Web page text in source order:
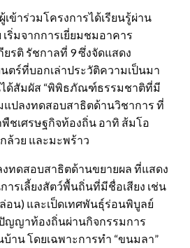
ข้าร่วมโครงการได้เรียนรู้ผ่าน
ริ่มจากการเยี่ยมชมอาคาร
รติ รัชกาลที่ 9 ซึ่งจัดแสดง
ตร์ที่บอกเล่าประวัติความเป็นมา
ได้สัมผัส “พิพิธภัณฑ์ธรรมชาติที่มี
แปลงทดสอบสาธิตด้านวิชาการ ที่
ชเศรษฐกิจท้องถิ่น อาทิ ส้มโอ
ล้วย และมะพร้าว
งทดสอบสาธิตด้านขยายผล ที่แสดง
ารเลี้ยงสัตว์พื้นถิ่นที่มีชื่อเสียง เช่น
อน) และเป็ดเทศพันธุ์ร่อนพิบูลย์
ญญาท้องถิ่นผ่านกิจกรรมการ
าน โดยเฉพาะการทำ “ขนมลา”